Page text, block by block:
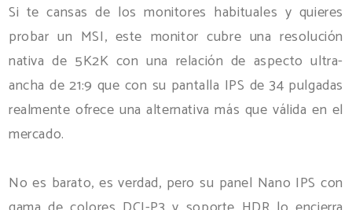
Si te cansas de los monitores habituales y quieres
probar un MSI, este monitor cubre una resolución
nativa de 5K2K con una relación de aspecto ultra-
ancha de 21:9 que con su pantalla IPS de 34 pulgadas
realmente ofrece una alternativa más que válida en el
mercado.
No es barato, es verdad, pero su panel Nano IPS con